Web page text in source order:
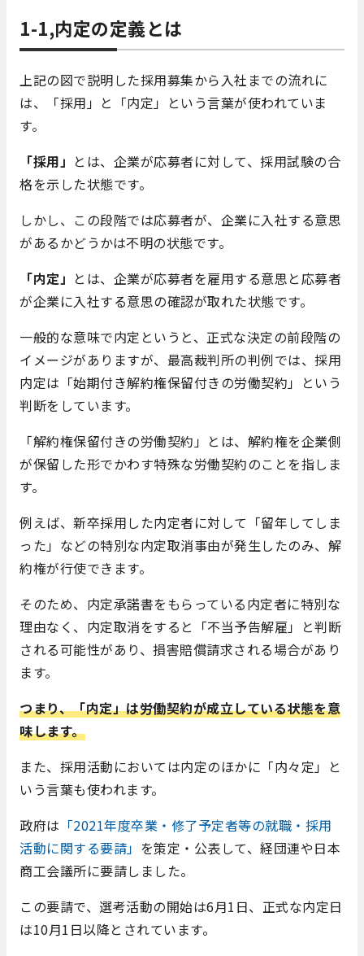
1-1,内定の定義とは
上記の図で説明した採用募集から入社までの流れに
は、「採用」と「内定」という言葉が使われていま
す。
「採用」 とは、企業が応募者に対して、採用試験の合
格を示した状態です。
しかし、この段階では応募者が、企業に入社する意思
があるかどうかは不明の状態です。
「内定」 とは、企業が応募者を雇用する意思と応募者
が企業に入社する意思の確認が取れた状態です。
一般的な意味で内定というと、正式な決定の前段階の
イメージがありますが、最高裁判所の判例では、採用
内定は「始期付き解約権保留付きの労働契約」という
判断をしています。
「解約権保留付きの労働契約」とは、解約権を企業側
が保留した形でかわす特殊な労働契約のことを指しま
す。
例えば、新卒採用した内定者に対して「留年してしま
った」などの特別な内定取消事由が発生したのみ、解
約権が行使できます。
そのため、内定承諾書をもらっている内定者に特別な
理由なく、内定取消をすると「不当予告解雇」と判断
される可能性があり、損害賠償請求される場合があり
ます。
つまり、「内定」は労働契約が成立している状態を意
味します。
また、採用活動においては内定のほかに「内々定」と
いう言葉も使われます。
政府は 「2021年度卒業・修了予定者等の就職・採用
活動に関する要請」 を策定・公表して、経団連や日本
商工会議所に要請しました。
この要請で、選考活動の開始は6月1日、正式な内定日
は10月1日以降とされています。